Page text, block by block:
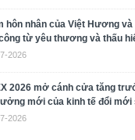
hôn nhân của Việt Hương
từ yêu thương và thấu
2026
2026 mở cánh cửa tăng
mới của kinh tế đổi mới
2026